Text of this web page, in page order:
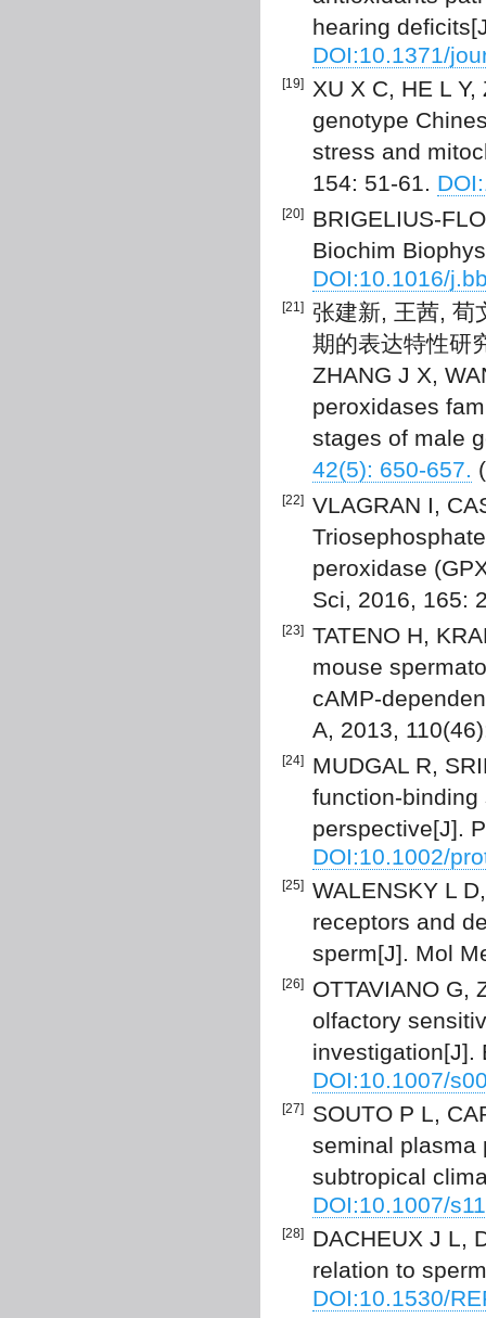
hearing
DOI:10.1371/
[19]
XU X C, HE L
genotype
stress and
154: 51-61.
[20]
BRIGELIUS-
Biochim
DOI:10.1016/
[21]
张建新, 王茜, 荀
期的表达特性研
ZHANG J X,
peroxidases
stages of male
42(5): 650-657.
[22]
VLAGRAN I,
peroxidase
Sci, 2016, 165:
[23]
TATENO H,
mouse
cAMP-
A, 2013,
[24]
MUDGAL R,
function-
perspective[J].
DOI:10.1002/
[25]
WALENSKY L
receptors and
sperm[J]. Mol
[26]
OTTAVIANO G,
olfactory
investigation[J].
DOI:10.1007/
[27]
SOUTO P L,
seminal plasma
subtropical
DOI:10.1007/
[28]
DACHEUX J L,
relation to
DOI:10.1530/